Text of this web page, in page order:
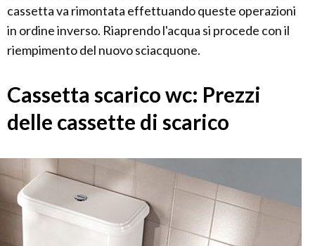
cassetta va rimontata effettuando queste operazioni
in ordine inverso. Riaprendo l'acqua si procede con il
riempimento del nuovo sciacquone.
Cassetta scarico wc: Prezzi
delle cassette di scarico